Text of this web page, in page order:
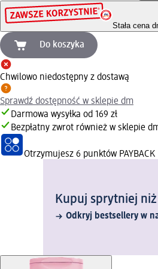
Stała cena
Do koszyka
Chwilowo niedostępny z dostawą
Sprawdź dostępność w sklepie dm
Darmowa wysyłka od 169 zł
Bezpłatny zwrot również w sklepie
Otrzymujesz 6 punktów PAYBACK
Kupuj sprytniej
Odkryj bestsellery w